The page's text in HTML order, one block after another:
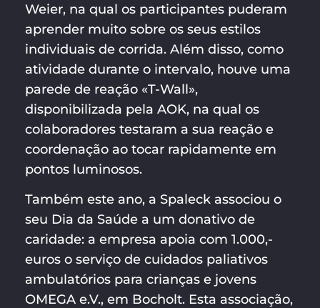
Weier, na qual os participantes puderam
aprender muito sobre os seus estilos
individuais de corrida. Além disso, como
atividade durante o intervalo, houve uma
parede de reação «T-Wall»,
disponibilizada pela AOK, na qual os
colaboradores testaram a sua reação e
coordenação ao tocar rapidamente em
pontos luminosos.
Também este ano, a Spaleck associou o
seu Dia da Saúde a um donativo de
caridade: a empresa apoia com 1.000,-
euros o serviço de cuidados paliativos
ambulatórios para crianças e jovens
OMEGA e.V., em Bocholt. Esta associação,